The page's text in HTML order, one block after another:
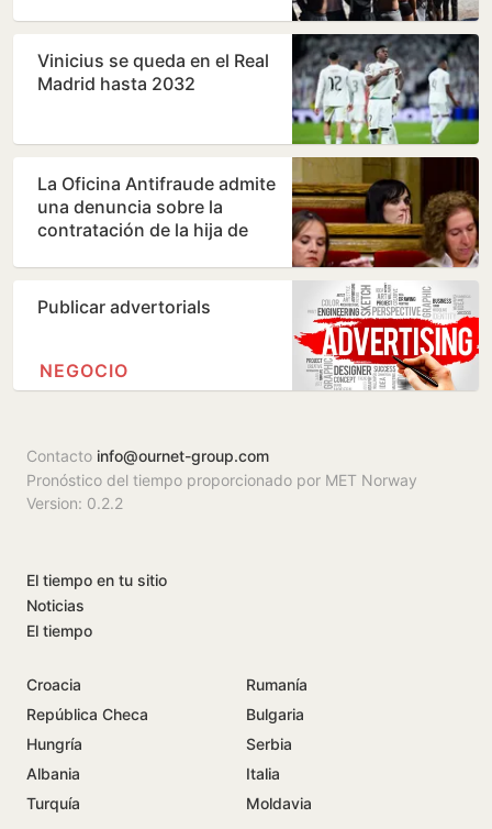
Vinicius se queda en el Real
Madrid hasta 2032
La Oficina Antifraude admite
una denuncia sobre la
contratación de la hija de
Publicar advertorials
NEGOCIO
Contacto info@ournet-group.com
Pronóstico del tiempo proporcionado por MET Norway
Version: 0.2.2
El tiempo en tu sitio
Noticias
El tiempo
Croacia
Rumanía
República Checa
Bulgaria
Hungría
Serbia
Albania
Italia
Turquía
Moldavia